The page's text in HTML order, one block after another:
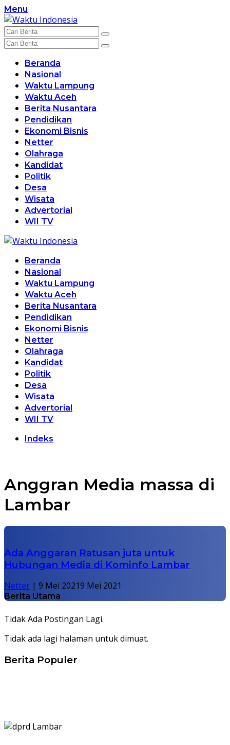
Langsung
ke
konten
Menu
Beranda
Nasional
Waktu Lampung
Waktu Aceh
Berita Nusantara
Pendidikan
Ekonomi Bisnis
Netter
Olahraga
Kandidat
Politik
Desa
Wisata
Advertorial
WII TV
Beranda
Nasional
Waktu Lampung
Waktu Aceh
Berita Nusantara
Pendidikan
Ekonomi Bisnis
Netter
Olahraga
Kandidat
Politik
Desa
Wisata
Advertorial
WII TV
Indeks
Anggran Media massa di
Lambar
Ada Anggaran Ratusan juta untuk
Hubungan Media di Kominfo Lambar
Netter | 9 Mei 20219 Mei 2021
Berita Utama
Tidak Ada Postingan Lagi.
Tidak ada lagi halaman untuk dimuat.
Berita Populer